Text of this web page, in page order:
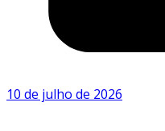
10 de julho de 2026